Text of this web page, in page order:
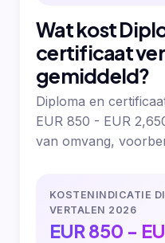
Wat kost
certificaat
gemiddeld?
Diploma en
EUR 850 - EUR
van omvang,
KOSTENINDICATIE
VERTALEN 2026
EUR 850 -